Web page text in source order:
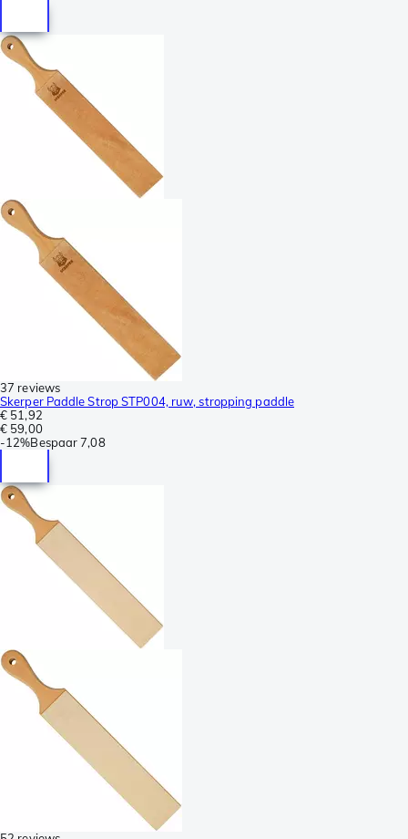
37 reviews
Skerper Paddle Strop STP004, ruw, stropping paddle
€ 51,92
€ 59,00
-12%Bespaar 7,08